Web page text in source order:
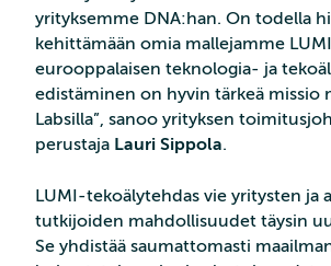
yrityksemme DNA:han. On todella
kehittämään omia mallejamme
eurooppalaisen teknologia- ja
edistäminen on hyvin tärkeä missio
Labsilla”, sanoo yrityksen
perustaja Lauri Sippola.
LUMI-tekoälytehdas vie yritysten ja
tutkijoiden mahdollisuudet täysin
Se yhdistää saumattomasti